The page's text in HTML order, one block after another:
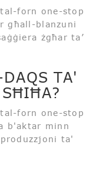
forn one-stop
għall-blanzuni
żgħar ta’
kaxxa tal-kejk?
TA'
SĦIĦA?
forn one-stop
b'aktar minn
ta'